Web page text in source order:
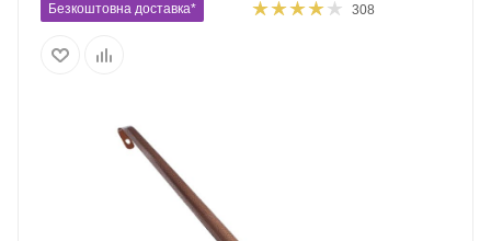
Безкоштовна доставка* 308